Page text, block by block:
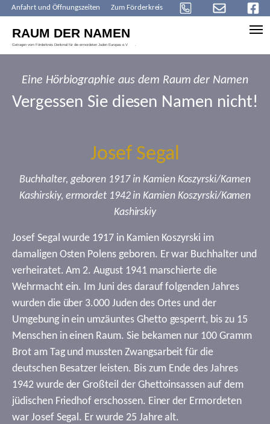
Anfahrt und Öffnungszeiten Zum Förderkreis
Eine Hörbiographie aus dem Raum der Namen
Vergessen Sie diesen Namen nicht!
Josef Segal
Buchhalter, geboren 1917 in Kamien Koszyrski/Kamen
Kashirskiy, ermordet 1942 in Kamien Koszyrski/Kamen
Kashirskiy
Josef Segal wurde 1917 in Kamien Koszyrski im
damaligen Osten Polens geboren. Er war Buchhalter und
verheiratet. Am 2. August 1941 marschierte die
Wehrmacht ein. Im Juni des darauf folgenden Jahres
wurden die über 3.000 Juden des Ortes und der
Umgebung in ein umzäuntes Ghetto gesperrt, bis zu 15
Menschen in einen Raum. Sie bekamen nur 100 Gramm
Brot am Tag und mussten Zwangsarbeit für die
deutschen Besatzer leisten. Bis zum Ende des Jahres
1942 wurde der Großteil der Ghettoinsassen auf dem
jüdischen Friedhof erschossen. Einer der Ermordeten
war Josef Segal. Er wurde 25 Jahre alt.